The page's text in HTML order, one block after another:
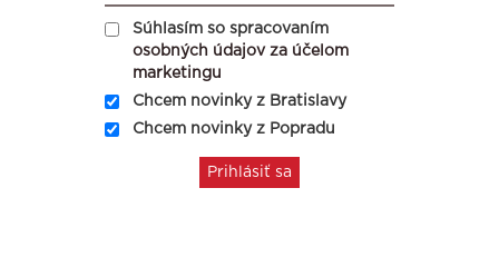
Súhlasím so spracovaním
osobných údajov za účelom
marketingu
Chcem novinky z Bratislavy
Chcem novinky z Popradu